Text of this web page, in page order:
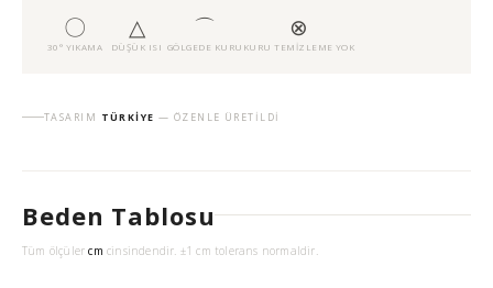
〇
30° YIKAMA
△
DÜŞÜK ISI
⌒
GÖLGEDE KURU
⊗
KURU TEMIZLEME YOK
TASARIM TÜRKIYE — ÖZENLE ÜRETILDI
Beden Tablosu
Tüm ölçülercm cinsindendir. ±1 cm tolerans normaldir.